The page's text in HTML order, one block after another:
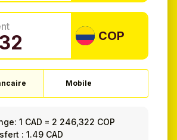
COP
Mobile
1 CAD = 2 246,322 COP
: 1.49 CAD